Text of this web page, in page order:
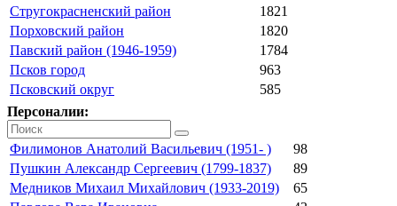
Стругокрасненский район
1821
Порховский район
1820
Павский район (1946-1959)
1784
Псков город
963
Псковский округ
585
Персоналии:
Филимонов Анатолий Васильевич (1951- )
98
Пушкин Александр Сергеевич (1799-1837)
89
Медников Михаил Михайлович (1933-2019)
65